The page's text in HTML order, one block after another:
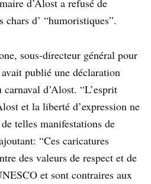
d’Alost a refusé de
d’ “humoristiques”.
sous-directeur général pour
publié une déclaration
d’Alost. “L’esprit
et la liberté d’expression ne
telles manifestations de
“Ces caricatures
des valeurs de respect et de
et sont contraires aux